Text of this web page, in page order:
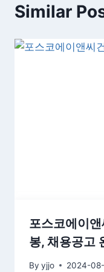
Similar
포스코에이
봉, 채용공고
By yjjo 2024-